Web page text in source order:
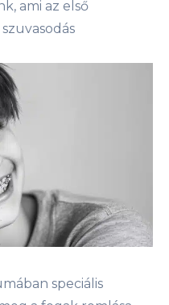
ami az első
speciális